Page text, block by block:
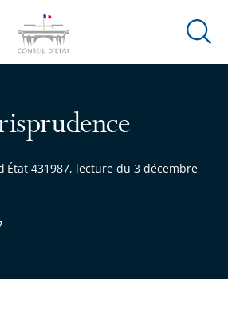
Ouvrir
431987, lecture du 3 décembre